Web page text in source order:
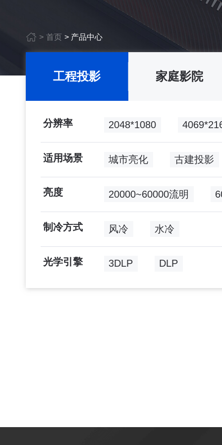
> 首页 > 产品中心
工程投影 家庭影院
分辨率 2048*1080
适用场景 城市亮化 古建投影
亮度 20000~60000流明
制冷方式 风冷 水冷
光学引擎